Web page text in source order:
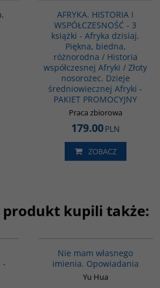
AFRYKA. HISTORIA I
WSPÓŁCZESNOŚĆ - 3
książki - Afryka dzisiaj.
Piękna, biedna,
różnorodna / Historia
współczesnej Afryki / Złoty
nosorożec. Dzieje
średniowiecznej Afryki -
PAKIET PROMOCYJNY
Praca zbiorowa
179.00PLN
ZOBACZ
produkt kupili także:
-
Nie mam własnego
imienia. Opowiadania
Yu Hua